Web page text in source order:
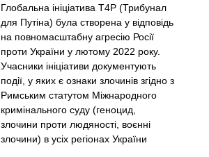
Глобальна ініціатива T4P (Трибунал
для Путіна) була створена у відповідь
на повномасштабну агресію Росії
проти України у лютому 2022 року.
Учасники ініціативи документують
події, у яких є ознаки злочинів згідно з
Римським статутом Міжнародного
кримінального суду (геноцид,
злочини проти людяності, воєнні
злочини) в усіх регіонах України